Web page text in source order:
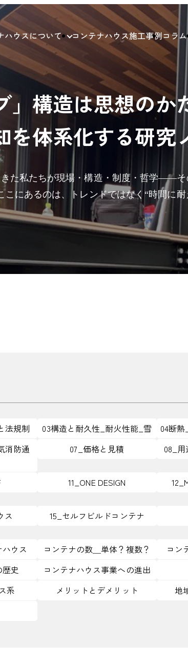
ハウスについて コンテナハウス施工事例コラム
構造は思想のか
を体系化する研究
た私たちが現場・構造・制度・哲学——そ
こにあるのは、トレンドではなく“時間に耐
法規制 03構造と耐久性_耐火性能_雪
04断
消防通
07_価格と見積 08_
11_ONE DESIGN
ス 15_セルフビルドコンテナ
ウス コンテナの数＿単体？複数？
コン
史 コンテナハウス事業への進出
系 メリットとデメリット
地